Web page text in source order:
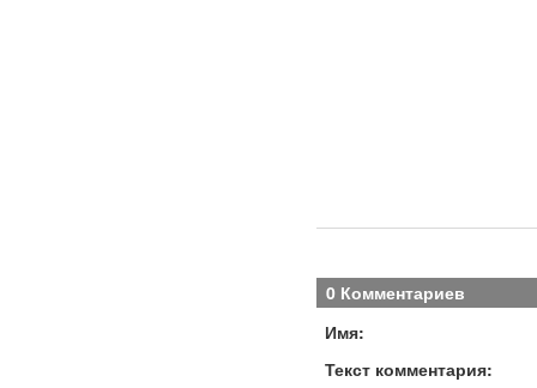
0 Комментариев
Имя:
Текст комментария: